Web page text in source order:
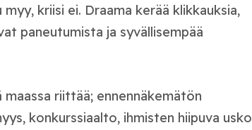
kriisi ei. Draama kerää klikkauksia,
paneutumista ja syvällisempää
riittää; ennennäkemätön
konkurssiaalto, ihmisten hiipuva usko